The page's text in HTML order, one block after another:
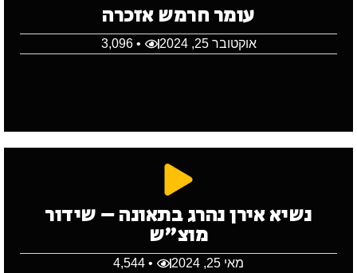
עומר חרמש אזכרה
אוקטובר 25, 2024 • 3,096
נשיא אירן נהרג בתאונה – שידור
מוצ"ש
מאי 25, 2024 • 4,544